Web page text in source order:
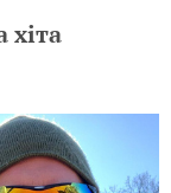
хіта